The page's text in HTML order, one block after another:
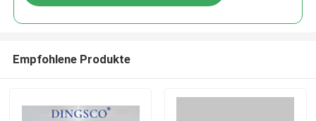
Empfohlene Produkte